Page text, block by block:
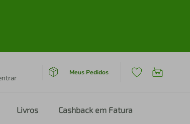
Meus Pedidos
Livros Cashback em Fatura